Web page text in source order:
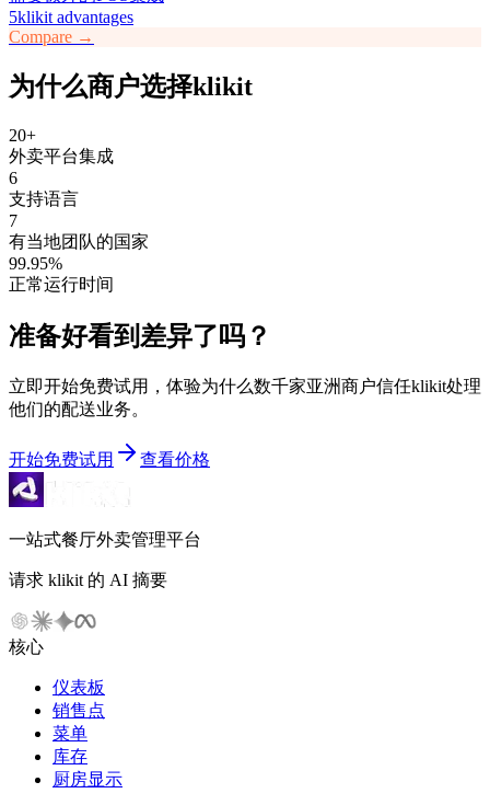
5klikit advantages
Compare →
为什么商户选择klikit
20+
外卖平台集成
6
支持语言
7
有当地团队的国家
99.95%
正常运行时间
准备好看到差异了吗？
立即开始免费试用，体验为什么数千家亚洲商户信任klikit处理
他们的配送业务。
开始免费试用 查看价格
一站式餐厅外卖管理平台
请求 klikit 的 AI 摘要
核心
仪表板
销售点
菜单
库存
厨房显示